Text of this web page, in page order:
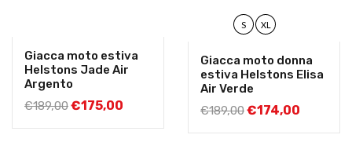
Giacca moto estiva
Helstons Jade Air
Argento
€189,00€175,00
S XL
Giacca moto donna
estiva Helstons Elisa
Air Verde
€189,00€174,00